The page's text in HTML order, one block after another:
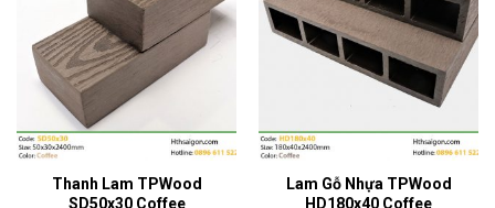
Thanh Lam TPWood
SD50x30 Coffee
Lam Gỗ Nhựa TPWood
HD180x40 Coffee